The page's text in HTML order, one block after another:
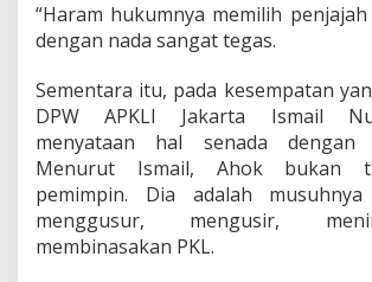
“Haram hukumnya memilih penjajah
dengan nada sangat tegas.
Sementara itu, pada kesempatan
DPW APKLI Jakarta Ismail
menyataan hal senada dengan
Menurut Ismail, Ahok bukan
pemimpin. Dia adalah
menggusur, mengusir,
membinasakan PKL.